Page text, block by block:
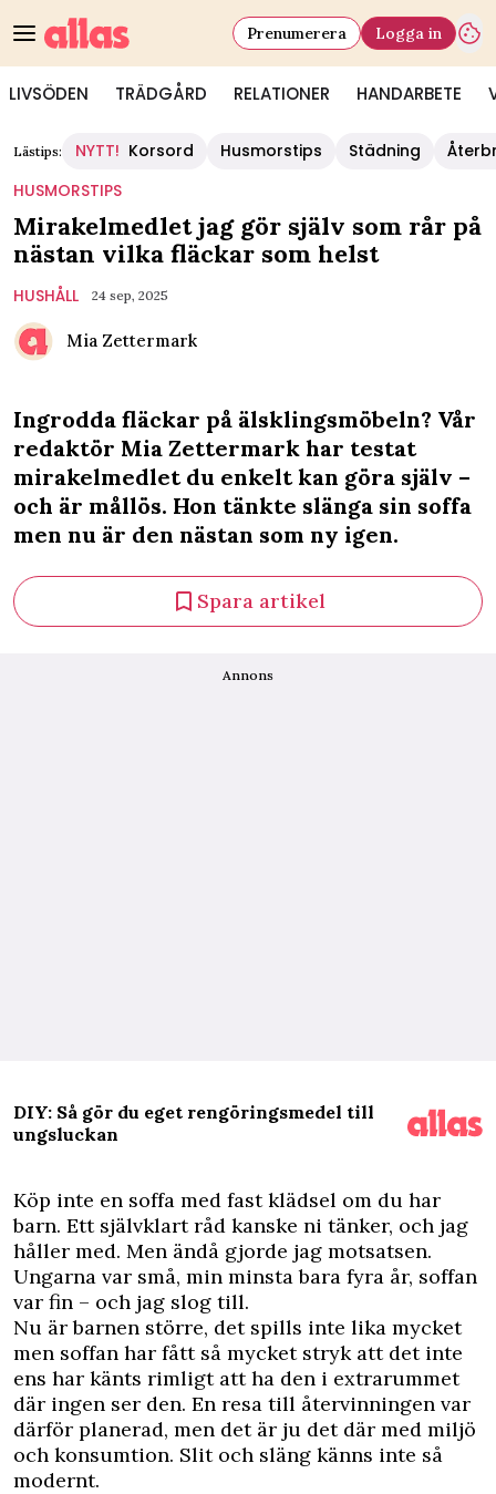
LIVSÖDEN TRÄDGÅRD RELATIONER HANDARBETE
Prenumerera Logga in
Lästips: NYTT! Korsord Husmorstips Städning
HUSMORSTIPS
Mirakelmedlet jag gör själv som rår på
nästan vilka fläckar som helst
HUSHÅLL 24 sep, 2025
Mia Zettermark
Ingrodda fläckar på älsklingsmöbeln? Vår
redaktör Mia Zettermark har testat
mirakelmedlet du enkelt kan göra själv –
och är mållös. Hon tänkte slänga sin soffa
men nu är den nästan som ny igen.
Spara artikel
Annons
DIY: Så gör du eget rengöringsmedel till
ungsluckan
Köp inte en soffa med fast klädsel om du har
barn. Ett självklart råd kanske ni tänker, och jag
håller med. Men ändå gjorde jag motsatsen.
Ungarna var små, min minsta bara fyra år, soffan
var fin – och jag slog till.
Nu är barnen större, det spills inte lika mycket
men soffan har fått så mycket stryk att det inte
ens har känts rimligt att ha den i extrarummet
där ingen ser den. En resa till återvinningen var
därför planerad, men det är ju det där med miljö
och konsumtion. Slit och släng känns inte så
modernt.